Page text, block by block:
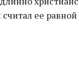
считал ее